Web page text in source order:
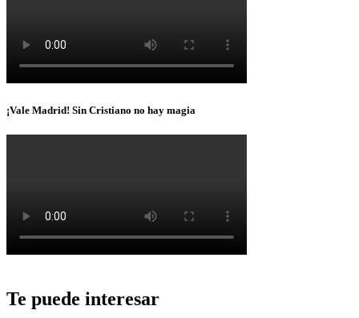
¡Vale Madrid! Sin Cristiano no hay magia
Te puede interesar